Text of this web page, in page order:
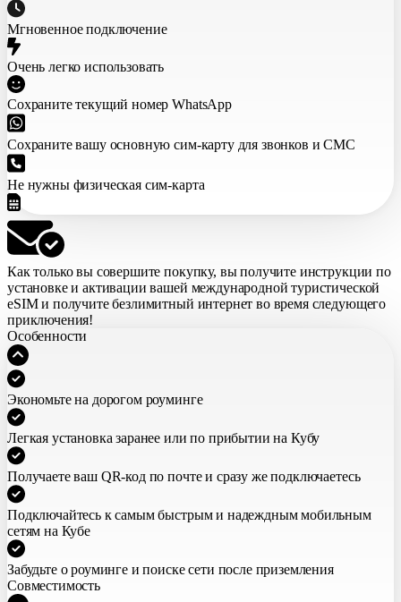
Мгновенное подключение
Очень легко использовать
Сохраните текущий номер WhatsApp
Сохраните вашу основную сим-карту для звонков и СМС
Не нужны физическая сим-карта
Как только вы совершите покупку, вы получите инструкции по
установке и активации вашей международной туристической
eSIMи получите безлимитный интернет во время следующего
приключения!
Особенности
Экономьте на дорогом роуминге
Легкая установка заранее или по прибытии на Кубу
Получаете ваш QR-код по почте и сразу же подключаетесь
Подключайтесь к самым быстрым и надеждным мобильным
сетям на Кубе
Забудьте о роуминге и поиске сети после приземления
Совместимость